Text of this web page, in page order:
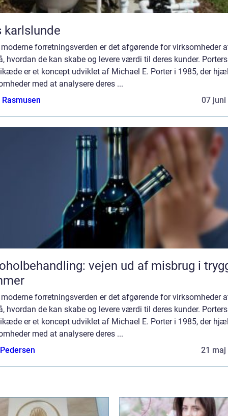
karlslunde
forretningsverden er det afgørende for virksomheder
hvordan de kan skabe og levere værdi til deres kunder. Porters
er et koncept udviklet af Michael E. Porter i 1985, der
med at analysere deres ...
07 juni
vejen ud af misbrug i
forretningsverden er det afgørende for virksomheder
hvordan de kan skabe og levere værdi til deres kunder. Porters
er et koncept udviklet af Michael E. Porter i 1985, der
med at analysere deres ...
21 maj